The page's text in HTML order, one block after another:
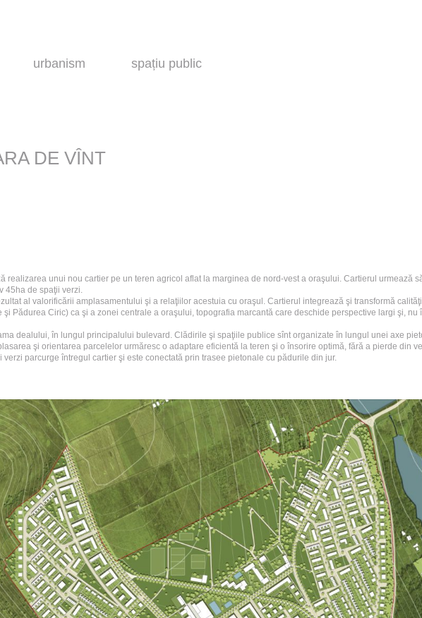
urbanism spațiu public
DE VÎNT
realizarea unui nou cartier pe un teren agricol aflat la marginea de nord-vest a oraşului. Cartierul urmează
45ha de spaţii verzi.
al valorificării amplasamentului şi a relaţiilor acestuia cu oraşul. Cartierul integrează şi transformă
Pădurea Ciric) ca şi a zonei centrale a oraşului, topografia marcantă care deschide perspective largi şi,
dealului, în lungul principalului bulevard. Clădirile şi spaţiile publice sînt organizate în lungul unei axe
şi orientarea parcelelor urmăresc o adaptare eficientă la teren şi o însorire optimă, fără a pierde din
parcurge întregul cartier şi este conectată prin trasee pietonale cu pădurile din jur.